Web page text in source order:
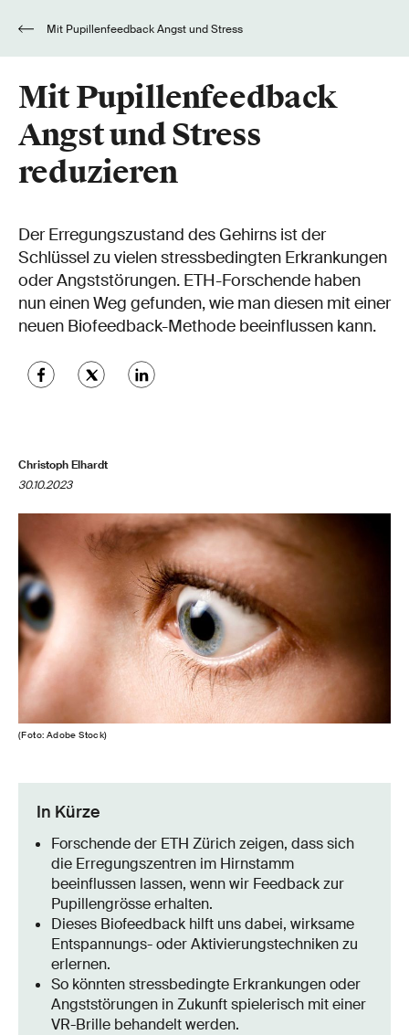
Mit Pupillenfeedback
Angst und Stress
reduzieren
Der Erregungszustand des Gehirns ist der
Schlüssel zu vielen stressbedingten Erkrankungen
oder Angststörungen. ETH-Forschende haben
nun einen Weg gefunden, wie man diesen mit einer
neuen Biofeedback-Methode beeinflussen kann.
Christoph Elhardt
30.10.2023
(Foto: Adobe Stock)
In Kürze
Forschende der ETH Zürich zeigen, dass sich
die Erregungszentren im Hirnstamm
beeinflussen lassen, wenn wir Feedback zur
Pupillengrösse erhalten.
Dieses Biofeedback hilft uns dabei, wirksame
Entspannungs- oder Aktivierungstechniken zu
erlernen.
So könnten stressbedingte Erkrankungen oder
Angststörungen in Zukunft spielerisch mit einer
VR-Brille behandelt werden.